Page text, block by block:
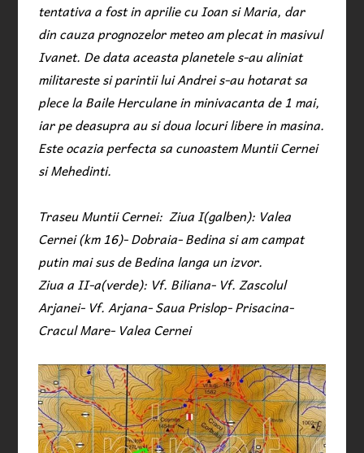
tentativa a fost in aprilie cu Ioan si Maria, dar
din cauza prognozelor meteo am plecat in masivul
Ivanet. De data aceasta planetele s-au aliniat
militareste si parintii lui Andrei s-au hotarat sa
plece la Baile Herculane in minivacanta de 1 mai,
iar pe deasupra au si doua locuri libere in masina.
Este ocazia perfecta sa cunoastem Muntii Cernei
si Mehedinti.
Traseu Muntii Cernei: Ziua I(galben): Valea
Cernei (km 16)- Dobraia- Bedina si am campat
putin mai sus de Bedina langa un izvor.
Ziua a II-a(verde): Vf. Biliana- Vf. Zascolul
Arjanei- Vf. Arjana- Saua Prislop- Prisacina-
Cracul Mare- Valea Cernei